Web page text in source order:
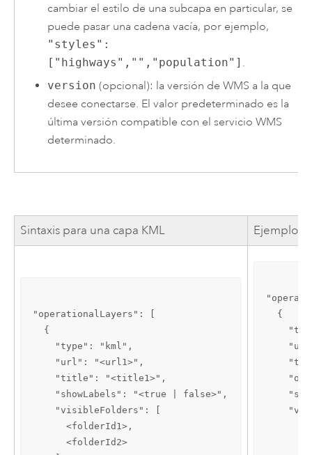
cambiar el estilo de una subcapa en particular, se
puede pasar una cadena vacía, por ejemplo,
"styles":
["highways","","population"] .
version (opcional): la versión de WMS a la que
desee conectarse. El valor predeterminado es la
última versión compatible con el servicio WMS
determinado.
Sintaxis para una capa KML Ejemplo
"operationalLayers": [
  {
    "type": "kml",
    "url": "<url1>",
    "title": "<title1>",
    "showLabels": "<true | false>",
    "visibleFolders": [
      <folderId1>,
      <folderId2>
  {